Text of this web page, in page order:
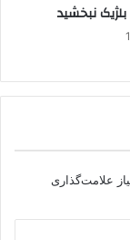
نبخشید
علامت‌گذاری